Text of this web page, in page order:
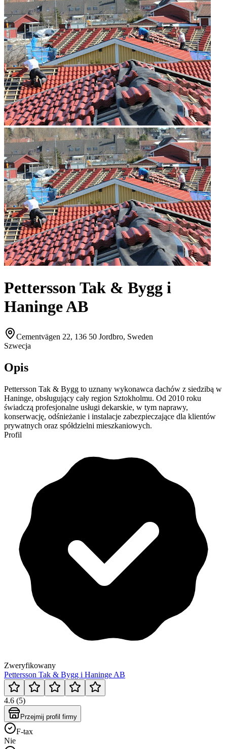
Pettersson Tak & Bygg i
Haninge AB
Cementvägen 22, 136 50 Jordbro, Sweden
Szwecja
Opis
Pettersson Tak & Bygg to uznany wykonawca dachów z siedzibą w
Haninge, obsługujący cały region Sztokholmu. Od 2010 roku
świadczą profesjonalne usługi dekarskie, w tym naprawy,
konserwację, odśnieżanie i instalacje zabezpieczające dla klientów
prywatnych oraz spółdzielni mieszkaniowych.
Profil
Zweryfikowany
Pettersson Tak & Bygg i Haninge AB
4.6 (5)
Przejmij profil firmy
F-tax
Nie